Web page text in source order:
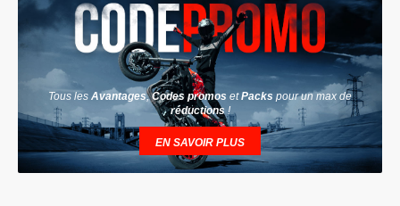
Tous les Avantages,Codes promos etPacks pour un max de
réductions !
EN SAVOIR PLUS